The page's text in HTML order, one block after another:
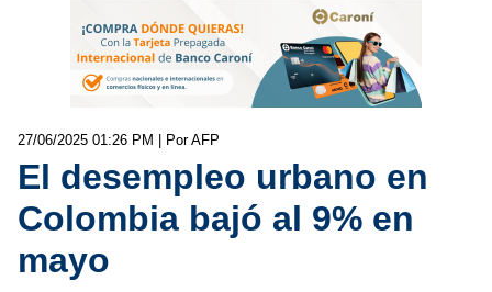
27/06/2025 01:26 PM | Por AFP
El desempleo urbano en
Colombia bajó al 9% en
mayo